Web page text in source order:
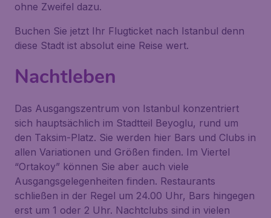
ohne Zweifel dazu.
Buchen Sie jetzt Ihr Flugticket nach Istanbul denn
diese Stadt ist absolut eine Reise wert.
Nachtleben
Das Ausgangszentrum von Istanbul konzentriert
sich hauptsächlich im Stadtteil Beyoglu, rund um
den Taksim-Platz. Sie werden hier Bars und Clubs in
allen Variationen und Größen finden. Im Viertel
“Ortakoy” können Sie aber auch viele
Ausgangsgelegenheiten finden. Restaurants
schließen in der Regel um 24.00 Uhr, Bars hingegen
erst um 1 oder 2 Uhr. Nachtclubs sind in vielen